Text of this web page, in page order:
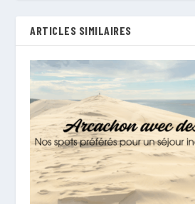
ARTICLES SIMILAIRES